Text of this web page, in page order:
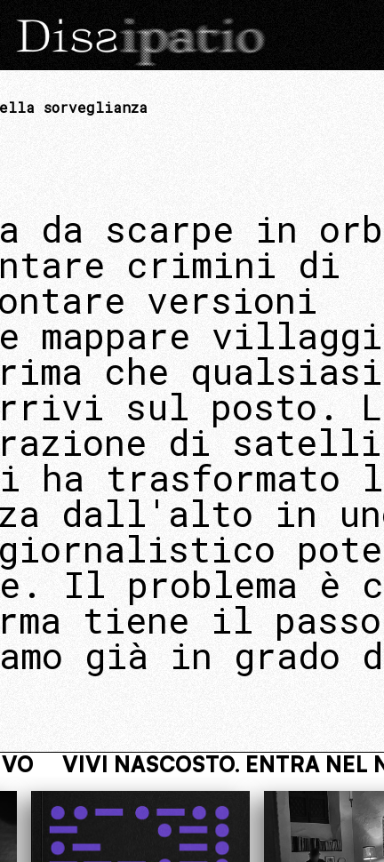
sorveglianza
da scarpe in
crimini di
versioni
che qualsiasi
sul posto.
di
ha trasformato
dall'alto in
giornalistico
Il problema è
tiene il
già in grado
OPERATIVO VIVI